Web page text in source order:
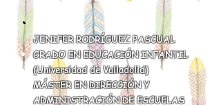
JENIFER RODRÍGUEZ PASCUAL
GRADO EN EDUCACIÓN INFANTIL
(Universidad de Valladolid)
MÁSTER EN DIRECCIÓN Y
ADMINISTRACIÓN DE ESCUELAS